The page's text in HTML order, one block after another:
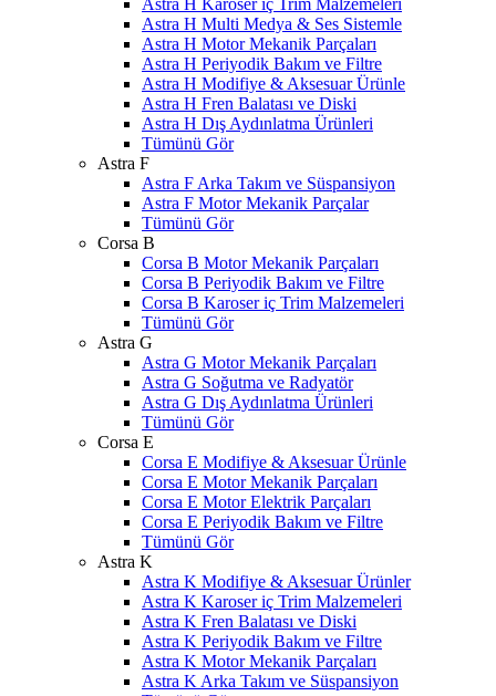
Astra H Karoser iç Trim Malzemeleri
Astra H Multi Medya & Ses Sistemle
Astra H Motor Mekanik Parçaları
Astra H Periyodik Bakım ve Filtre
Astra H Modifiye & Aksesuar Ürünle
Astra H Fren Balatası ve Diski
Astra H Dış Aydınlatma Ürünleri
Tümünü Gör
Astra F
Astra F Arka Takım ve Süspansiyon
Astra F Motor Mekanik Parçalar
Tümünü Gör
Corsa B
Corsa B Motor Mekanik Parçaları
Corsa B Periyodik Bakım ve Filtre
Corsa B Karoser iç Trim Malzemeleri
Tümünü Gör
Astra G
Astra G Motor Mekanik Parçaları
Astra G Soğutma ve Radyatör
Astra G Dış Aydınlatma Ürünleri
Tümünü Gör
Corsa E
Corsa E Modifiye & Aksesuar Ürünle
Corsa E Motor Mekanik Parçaları
Corsa E Motor Elektrik Parçaları
Corsa E Periyodik Bakım ve Filtre
Tümünü Gör
Astra K
Astra K Modifiye & Aksesuar Ürünler
Astra K Karoser iç Trim Malzemeleri
Astra K Fren Balatası ve Diski
Astra K Periyodik Bakım ve Filtre
Astra K Motor Mekanik Parçaları
Astra K Arka Takım ve Süspansiyon